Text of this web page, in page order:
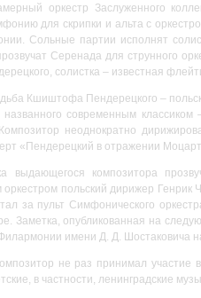
оркестр Заслуженного
для скрипки и альта с
Сольные партии исполнят
Серенада для струнного
солистка – известная
Кшиштофа Пендерецкого –
современным классиком
неоднократно
«Пендерецкий в отражении
выдающегося композитора
польский дирижер
за пульт Симфонического
Заметка, опубликованная на
имени Д. Д. Шостаковича
не раз принимал
в частности, ленинградские